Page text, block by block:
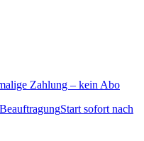
Zahlung – kein Abo
Start sofort nach